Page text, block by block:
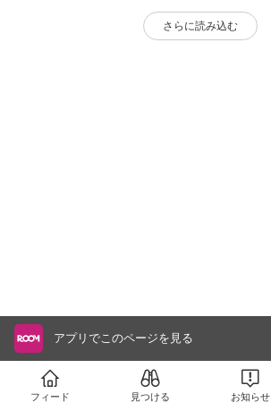
さらに読み込む
アプリでこのページを見る
フィード 見つける お知らせ